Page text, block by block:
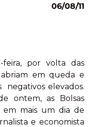
06/08/11
por volta das
abriam em queda e
negativos elevados.
ontem, as Bolsas
em mais um dia de
e economista